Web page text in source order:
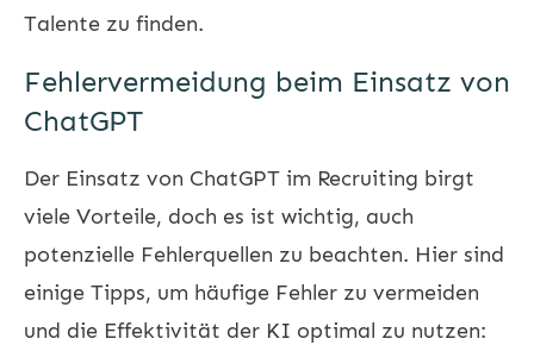
Talente zu finden.
Fehlervermeidung beim Einsatz von
ChatGPT
Der Einsatz von ChatGPT im Recruiting birgt
viele Vorteile, doch es ist wichtig, auch
potenzielle Fehlerquellen zu beachten. Hier sind
einige Tipps, um häufige Fehler zu vermeiden
und die Effektivität der KI optimal zu nutzen: